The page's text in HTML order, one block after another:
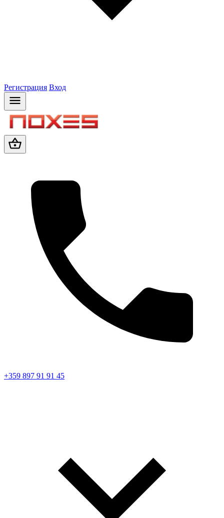
Регистрация Вход
+359 897 91 91 45